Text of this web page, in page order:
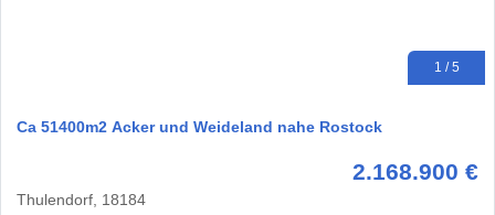
1 / 5
Ca 51400m2 Acker und Weideland nahe Rostock
2.168.900 €
Thulendorf, 18184